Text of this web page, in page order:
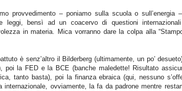
provvedimento – poniamo sulla scuola o sull’energia
leggi, bensì ad un coacervo di questioni
in materia. Mica vorranno dare la colpa alla
è senz’altro il Bilderberg (ultimamente, un po’
poi la FED e la BCE (banche maledette! Risultato
tanto basta), poi la finanza ebraica (qui, nessuno
internazionale, ovviamente, la fa da padrone mentre